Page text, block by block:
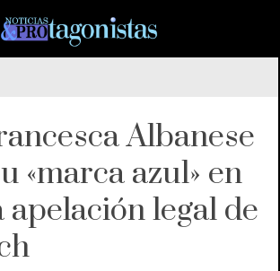
Albanese
«marca azul» en
apelación legal de